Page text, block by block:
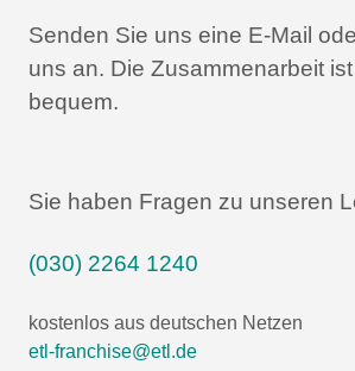
Senden Sie uns eine E-Mail
uns an. Die Zusammenarbeit
bequem.
Sie haben Fragen zu unseren
(030) 2264 1240
kostenlos aus deutschen Netzen
etl-franchise@etl.de